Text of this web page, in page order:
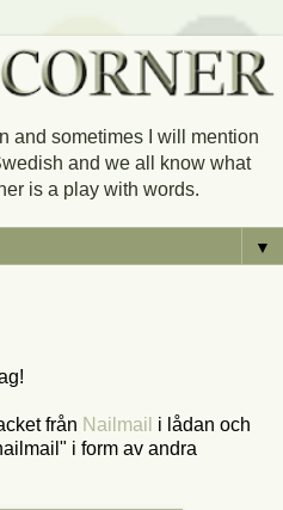
and sometimes I will mention
and we all know what
is a play with words.
▼
från Nailmail i lådan och
i form av andra